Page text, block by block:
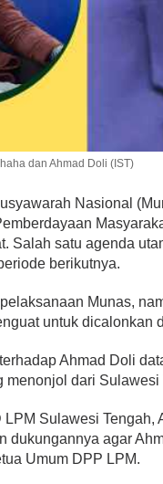
dan Ahmad Doli (IST)
Nasional
Salah satu agenda
berikutnya.
Munas,
untuk dicalonkan
Ahmad Doli
menonjol dari Sulawesi
LPM Sulawesi Tengah,
dukungannya agar
Umum DPP LPM.
Golkar Gelar
Bahlil
Peka Aspirasi